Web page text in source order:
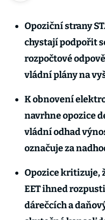
Opoziční strany
chystají podpořit
rozpočtové
vládní plány na
K obnovení
navrhne opozice
vládní odhad
označuje za
Opozice kritizuje,
EET ihned
dárečcích a